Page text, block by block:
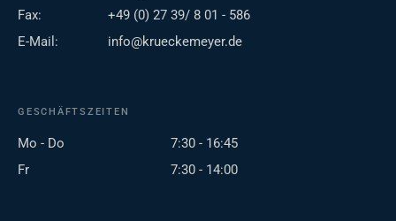
Fax:
+49 (0) 27 39/ 8 01 - 586
E-Mail:
info@krueckemeyer.de
GESCHÄFTSZEITEN
Mo - Do
7:30 - 16:45
Fr
7:30 - 14:00